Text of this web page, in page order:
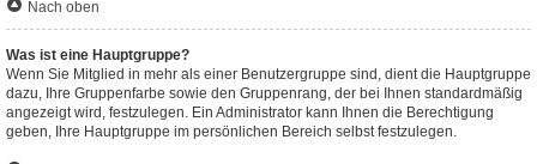
Nach oben
Was ist eine Hauptgruppe?
Wenn Sie Mitglied in mehr als einer Benutzergruppe sind, dient die Hauptgruppe
dazu, Ihre Gruppenfarbe sowie den Gruppenrang, der bei Ihnen standardmäßig
angezeigt wird, festzulegen. Ein Administrator kann Ihnen die Berechtigung
geben, Ihre Hauptgruppe im persönlichen Bereich selbst festzulegen.